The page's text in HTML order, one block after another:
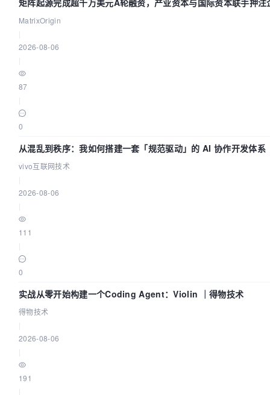
MatrixOrigin
2026-08-06
87
0
从混乱到秩序：我如何搭建一套「规范驱动」的 AI 协作开发体系
vivo互联网技术
2026-08-06
111
0
实战从零开始构建一个Coding Agent：Violin ｜得物技术
得物技术
2026-08-06
191